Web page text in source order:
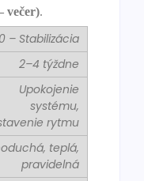
večer).
– Stabilizácia
2–4 týždne
Upokojenie
systému,
rytmu
teplá,
pravidelná